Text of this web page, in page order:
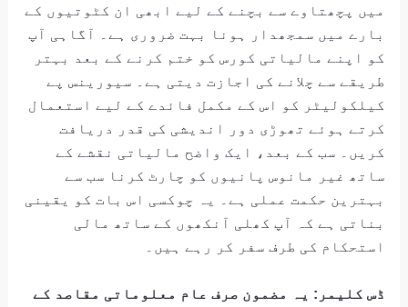
میں پچھتاوے سے بچنے کے لیے ابھی ان کٹوتیوں کے
بارے میں سمجھدار ہونا بہت ضروری ہے۔ آگاہی آپ
کو اپنے مالیاتی کورس کو ختم کرنے کے بعد بہتر
طریقے سے چلانے کی اجازت دیتی ہے۔ سیورینس پے
کیلکولیٹر کو اس کے مکمل فائدے کے لیے استعمال
کرتے ہوئے تھوڑی دور اندیشی کی قدر دریافت
کریں۔ سب کے بعد، ایک واضح مالیاتی نقشے کے
ساتھ غیر مانوس پانیوں کو چارٹ کرنا سب سے
بہترین حکمت عملی ہے۔ یہ چوکسی اس بات کو یقینی
بناتی ہے کہ آپ کھلی آنکھوں کے ساتھ مالی
استحکام کی طرف سفر کر رہے ہیں۔
ڈس کلیمر: یہ مضمون صرف عام معلوماتی مقاصد کے